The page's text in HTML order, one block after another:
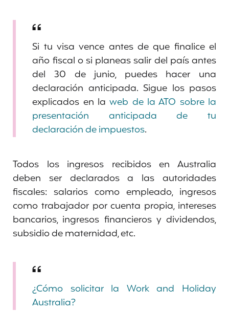
Si tu visa vence antes de que finalice el
año fiscal o si planeas salir del país antes
del 30 de junio, puedes hacer una
declaración anticipada. Sigue los pasos
explicados en laweb de la ATO sobre la
presentación anticipada de tu
declaración de impuestos.
Todos los ingresos recibidos en Australia
deben ser declarados a las autoridades
fiscales: salarios como empleado, ingresos
como trabajador por cuenta propia, intereses
bancarios, ingresos financieros y dividendos,
subsidio de maternidad, etc.
¿Cómo solicitar la Work and Holiday
Australia?